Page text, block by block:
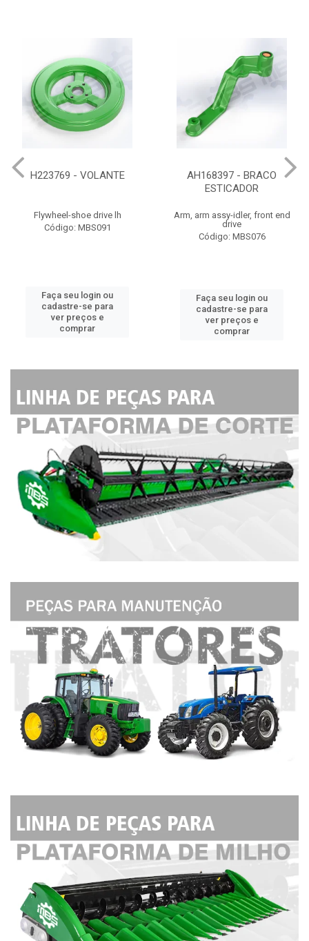
H223769 - VOLANTE
Flywheel-shoe drive lh
Código: MBS091
Faça seu login ou
cadastre-se para
ver preços e
comprar
AH168397 - BRACO
ESTICADOR
Arm, arm assy-idler, front end
drive
Código: MBS076
Faça seu login ou
cadastre-se para
ver preços e
comprar